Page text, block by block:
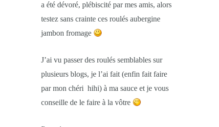
a été dévoré, plébiscité par mes amis, alors
testez sans crainte ces roulés aubergine
jambon fromage
J’ai vu passer des roulés semblables sur
plusieurs blogs, je l’ai fait (enfin fait faire
par mon chéri hihi) à ma sauce et je vous
conseille de le faire à la vôtre